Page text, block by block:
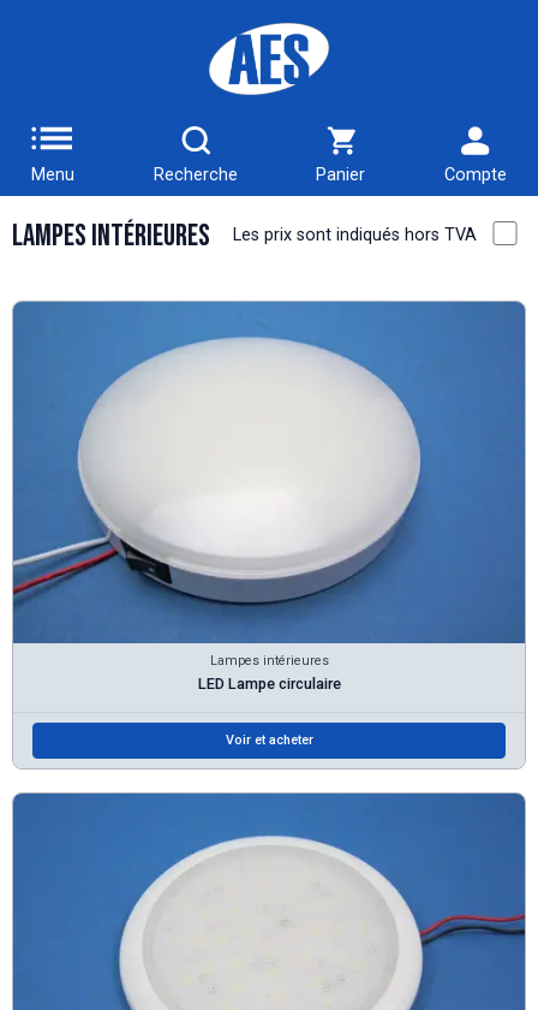
Menu Recherche Panier Compte
Lampes intérieures Les prix sont indiqués hors TVA
Lampes intérieures
LED Lampe circulaire
Voir et acheter